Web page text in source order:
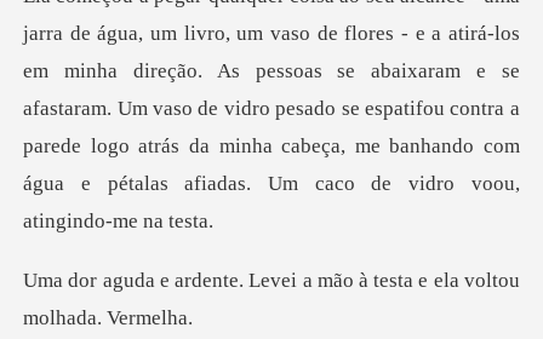
s
em minha direção. As pessoas se abaixaram e se
afastaram. Um vaso de vidro pesado se espatifou contra a
parede
Levei a mão à testa e ela